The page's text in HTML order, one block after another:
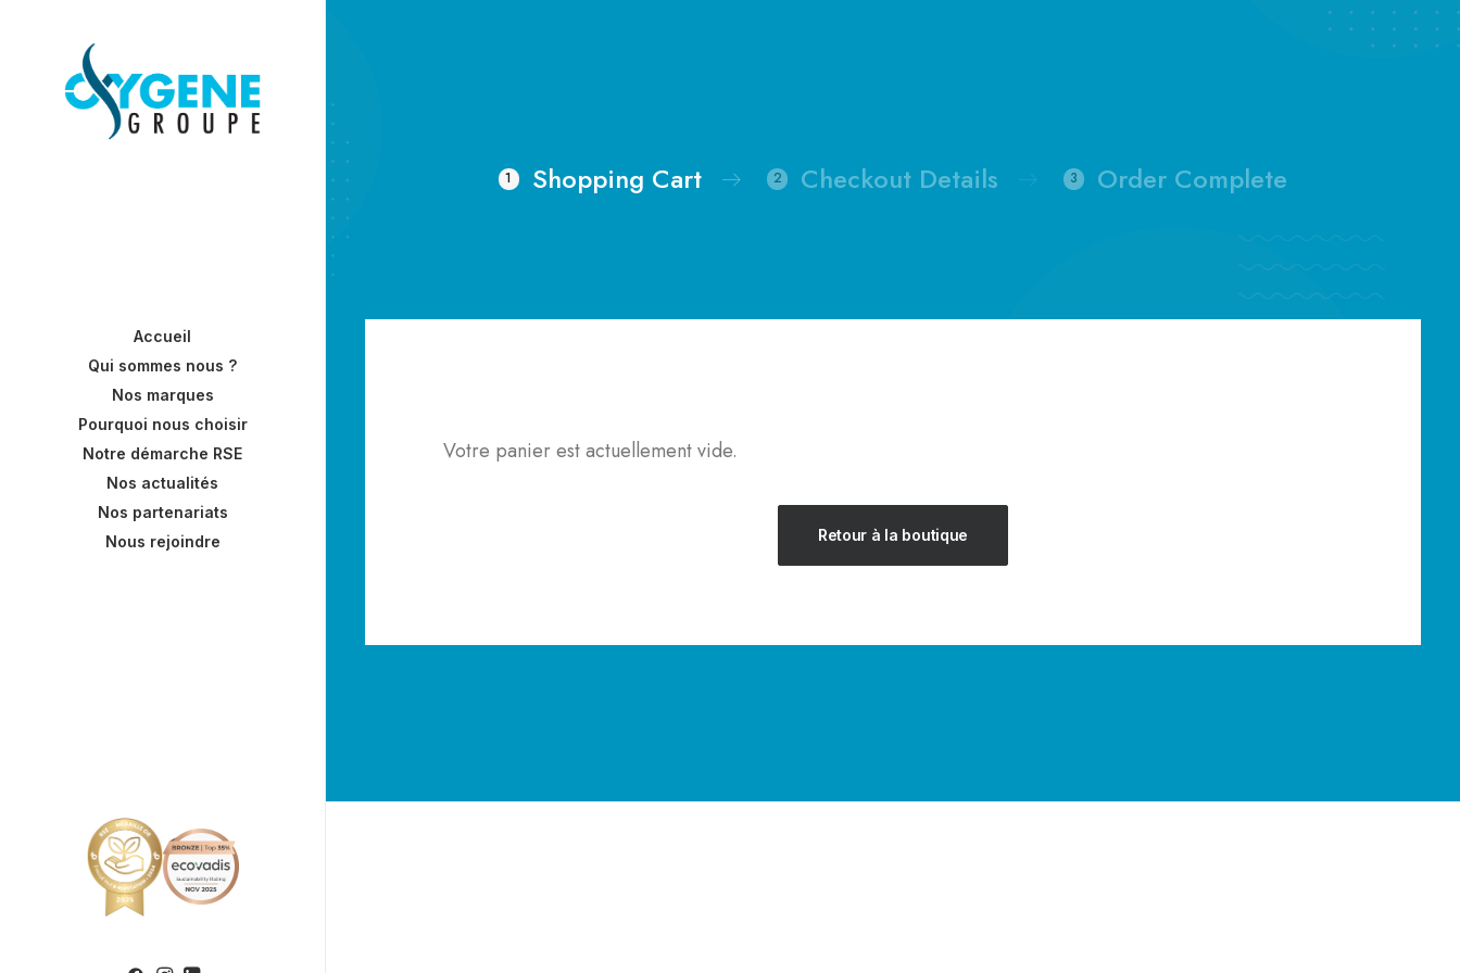
Accueil
Qui sommes nous ?
Nos marques
Pourquoi nous choisir
Notre démarche RSE
Nos actualités
Nos partenariats
Nous rejoindre
1 Shopping Cart 2 Checkout Details 3 Order Complete
Votre panier est actuellement vide.
Retour à la boutique